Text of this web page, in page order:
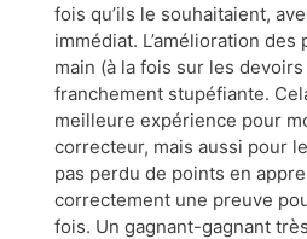
fois qu’ils le souhaitaient,
immédiat. L’amélioration
main (à la fois sur les
franchement stupéfiante.
meilleure expérience pour
correcteur, mais aussi pour
pas perdu de points en
correctement une preuve
fois. Un gagnant-gagnant